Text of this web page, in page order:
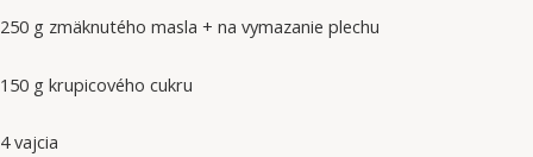
250 g zmäknutého masla + na vymazanie plechu
150 g krupicového cukru
4 vajcia